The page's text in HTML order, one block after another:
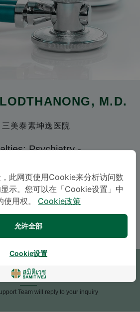
, M.D.
美泰素坤逸医院
Psychiatry-
语言
THAI
预约
咨询
Team will reply to your inquiry
此网页使用Cookie来分析访问数
示。您可以在「Cookie设置」中
用权。
Cookie政策
允许全部
Cookie设置